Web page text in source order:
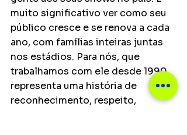
muito significativo ver como seu
público cresce e se renova a cada
ano, com famílias inteiras juntas
nos estádios. Para nós, que
trabalhamos com ele desde 1990,
representa uma história de
reconhecimento, respeito,